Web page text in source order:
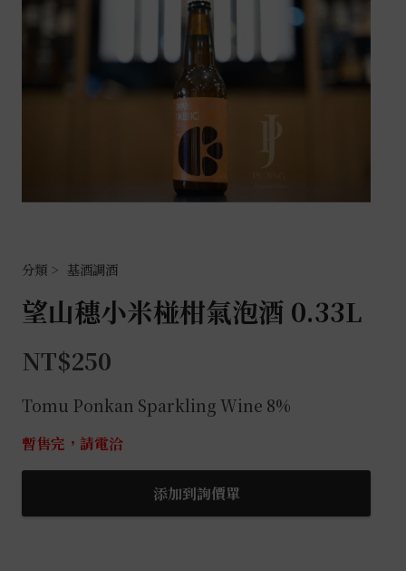
基酒調酒
望山穗小米椪柑氣泡酒 0.33L
NT$250
Tomu Ponkan Sparkling Wine 8%
暫售完，請電洽
添加到詢價單